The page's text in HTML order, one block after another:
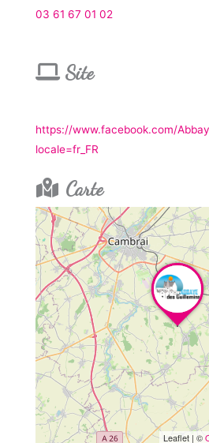
03 61 67 01 02
Site
https://www.facebook.com/
locale=fr_FR
Carte
Leaflet | ©